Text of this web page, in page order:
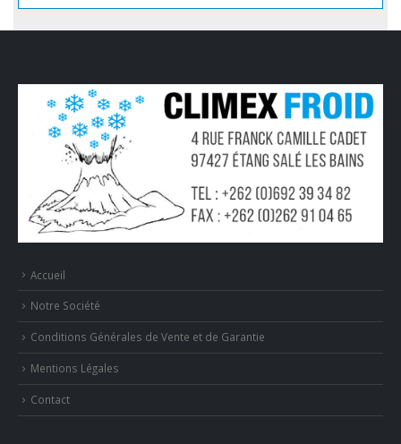
Accueil
Notre Société
Conditions Générales de Vente et de Garantie
Mentions Légales
Contact